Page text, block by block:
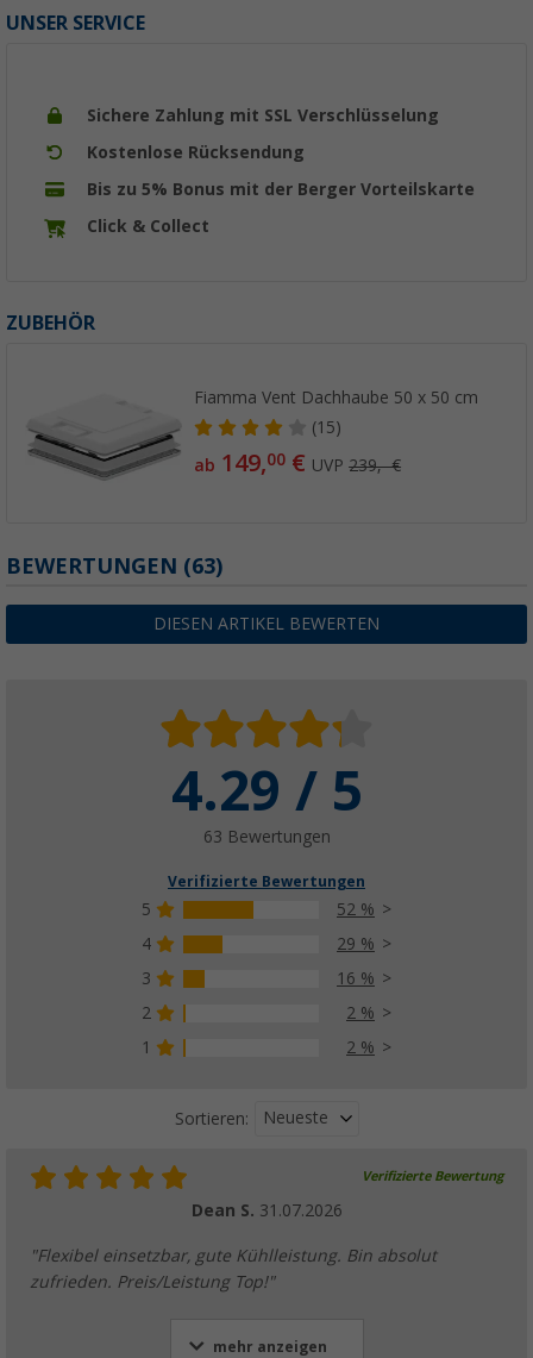
UNSER SERVICE
Sichere Zahlung mit SSL Verschlüsselung
Kostenlose Rücksendung
Bis zu 5% Bonus mit der Berger Vorteilskarte
Click & Collect
ZUBEHÖR
Fiamma Vent Dachhaube 50 x 50 cm
(15)
ab 149,00 € UVP239,- €
BEWERTUNGEN (63)
DIESEN ARTIKEL BEWERTEN
4.29 / 5
63 Bewertungen
Verifizierte Bewertungen
5
52 %
4
29 %
3
16 %
2
2 %
1
2 %
Sortieren: Neueste
Verifizierte Bewertung
Dean S. 31.07.2026
"Flexibel einsetzbar, gute Kühlleistung. Bin absolut
zufrieden. Preis/Leistung Top!"
mehr anzeigen